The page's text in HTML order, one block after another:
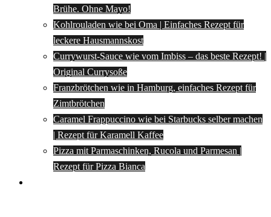
Brühe. Ohne Mayo!
Kohlrouladen wie bei Oma | Einfaches Rezept für
leckere Hausmannskost
Currywurst-Sauce wie vom Imbiss – das beste Rezept! |
Original Currysoße
Franzbrötchen wie in Hamburg, einfaches Rezept für
Zimtbrötchen
Caramel Frappuccino wie bei Starbucks selber machen
| Rezept für Karamell Kaffee
Pizza mit Parmaschinken, Rucola und Parmesan |
Rezept für Pizza Bianca